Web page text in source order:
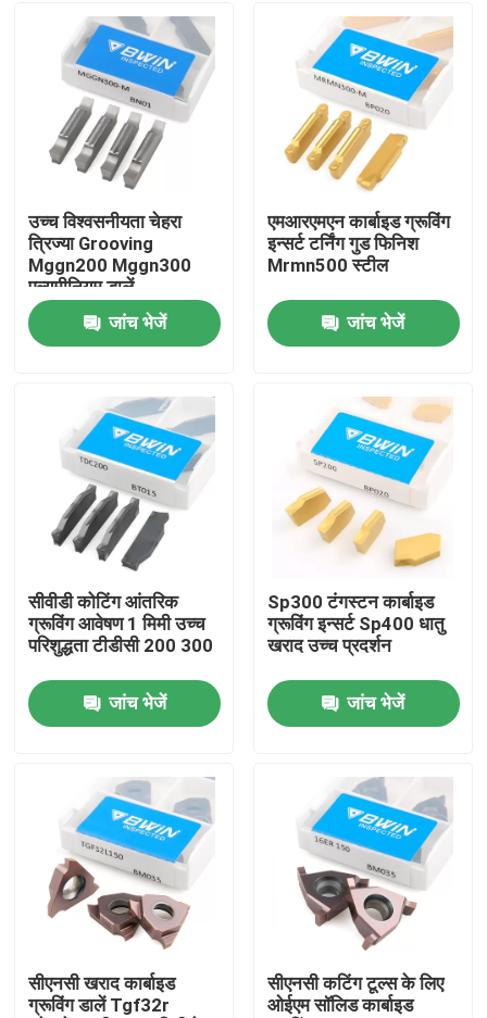
उत्पादों
वीडियो
हमारे बारे में
कारखाना भ्रमण
गुणवत्ता नियंत्रण
संपर्क करें
समाचार
एक उद्धरण की विनती करे
टंगस्टन कार्बाइड आवेषण
उच्च विश्वसनीयता चेहरा
त्रिज्या Grooving
Mggn200 Mggn300
एल्यूमीनियम डालें
जांच भेजें
एमआरएमएन कार्बाइड ग्रूविंग
इन्सर्ट टर्निंग गुड फिनिश
Mrmn500 स्टील
जांच भेजें
सीवीडी कोटिंग आंतरिक
ग्रूविंग आवेषण 1 मिमी उच्च
परिशुद्धता टीडीसी 200 300
जांच भेजें
Sp300 टंगस्टन कार्बाइड
ग्रूविंग इन्सर्ट Sp400 धातु
खराद उच्च प्रदर्शन
जांच भेजें
सीएनसी खराद कार्बाइड
ग्रूविंग डालें Tgf32r
सीएनसी कटिंग टूल्स के लिए
ओईएम सॉलिड कार्बाइड